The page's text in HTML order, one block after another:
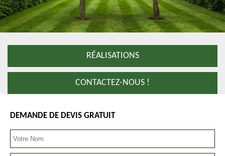
RÉALISATIONS
CONTACTEZ-NOUS !
DEMANDE DE DEVIS GRATUIT